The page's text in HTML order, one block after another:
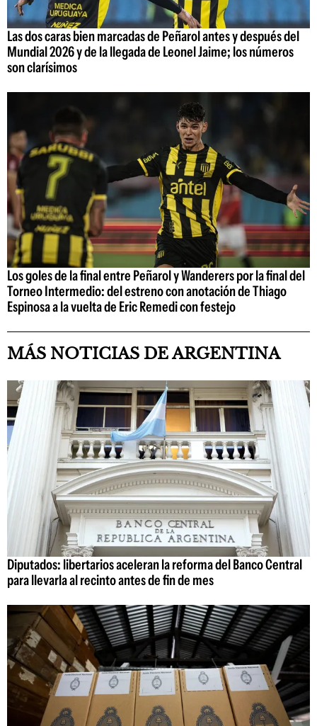
Las dos caras bien marcadas de Peñarol antes y después del
Mundial 2026 y de la llegada de Leonel Jaime; los números
son clarísimos
Los goles de la final entre Peñarol y Wanderers por la final del
Torneo Intermedio: del estreno con anotación de Thiago
Espinosa a la vuelta de Eric Remedi con festejo
MÁS NOTICIAS DE ARGENTINA
Diputados: libertarios aceleran la reforma del Banco Central
para llevarla al recinto antes de fin de mes